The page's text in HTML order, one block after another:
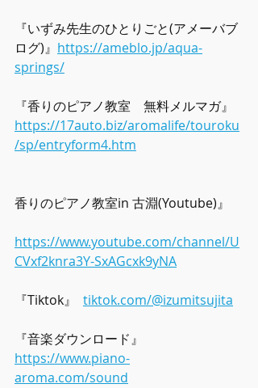
『いずみ先生のひとりごと(アメーバブ
ログ)』 https://ameblo.jp/aqua-
springs/
『香りのピアノ教室　無料メルマガ』
https://17auto.biz/aromalife/touroku
/sp/entryform4.htm
香りのピアノ教室in 古淵(Youtube)』
https://www.youtube.com/channel/U
CVxf2knra3Y-SxAGcxk9yNA
『Tiktok』 tiktok.com/@izumitsujita
『音楽ダウンロード』
https://www.piano-
aroma.com/sound